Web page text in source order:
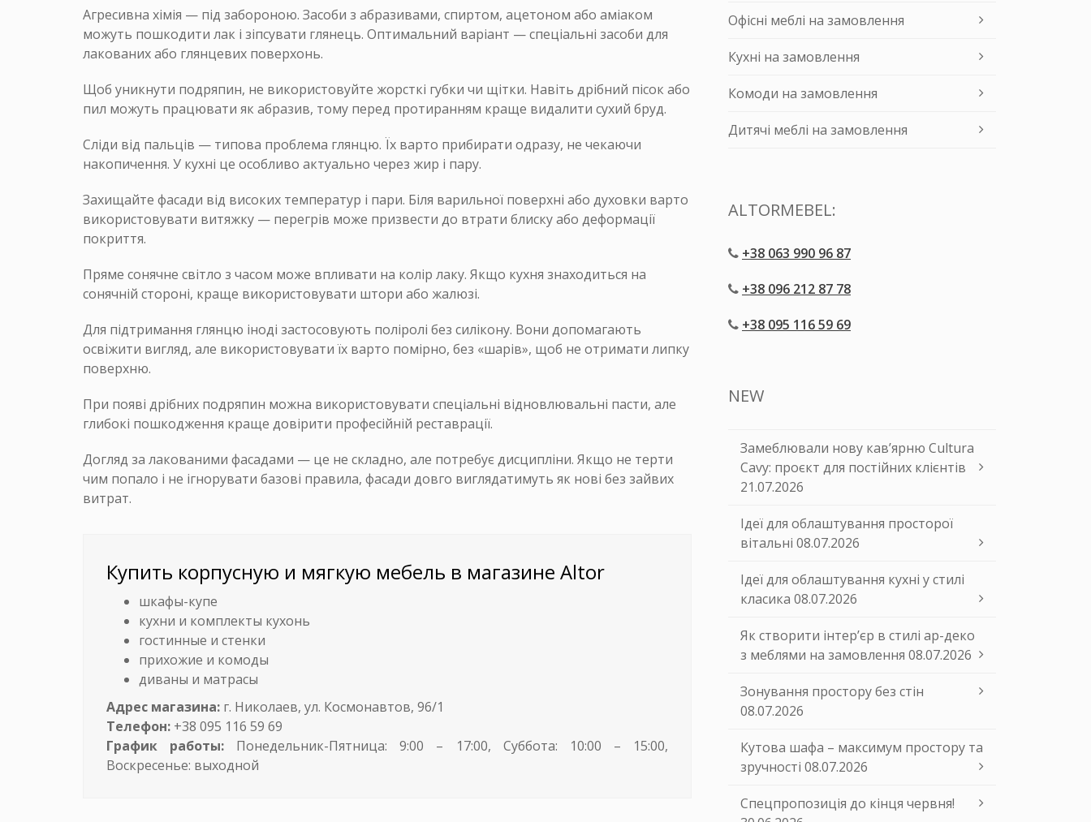
Агресивна хімія — під забороною. Засоби з абразивами, спиртом, ацетоном або аміаком
можуть пошкодити лак і зіпсувати глянець. Оптимальний варіант — спеціальні засоби для
лакованих або глянцевих поверхонь.
Щоб уникнути подряпин, не використовуйте жорсткі губки чи щітки. Навіть дрібний пісок або
пил можуть працювати як абразив, тому перед протиранням краще видалити сухий бруд.
Сліди від пальців — типова проблема глянцю. Їх варто прибирати одразу, не чекаючи
накопичення. У кухні це особливо актуально через жир і пару.
Захищайте фасади від високих температур і пари. Біля варильної поверхні або духовки варто
використовувати витяжку — перегрів може призвести до втрати блиску або деформації
покриття.
Пряме сонячне світло з часом може впливати на колір лаку. Якщо кухня знаходиться на
сонячній стороні, краще використовувати штори або жалюзі.
Для підтримання глянцю іноді застосовують поліролі без силікону. Вони допомагають
освіжити вигляд, але використовувати їх варто помірно, без «шарів», щоб не отримати липку
поверхню.
При появі дрібних подряпин можна використовувати спеціальні відновлювальні пасти, але
глибокі пошкодження краще довірити професійній реставрації.
Догляд за лакованими фасадами — це не складно, але потребує дисципліни. Якщо не терти
чим попало і не ігнорувати базові правила, фасади довго виглядатимуть як нові без зайвих
витрат.
Купить корпусную и мягкую мебель в магазине Altor
шкафы-купе
кухни и комплекты кухонь
гостинные и стенки
прихожие и комоды
диваны и матрасы
Адрес магазина: г. Николаев, ул. Космонавтов, 96/1
Телефон: +38 095 116 59 69
График работы: Понедельник-Пятница: 9:00 – 17:00, Суббота: 10:00 – 15:00,
Воскресенье: выходной
Офісні меблі на замовлення
Кухні на замовлення
Комоди на замовлення
Дитячі меблі на замовлення
ALTORMEBEL:
+38 063 990 96 87
+38 096 212 87 78
+38 095 116 59 69
NEW
Замеблювали нову кав’ярню Cultura
Cavy: проєкт для постійних клієнтів
21.07.2026
Ідеї для облаштування просторої
вітальні 08.07.2026
Ідеї для облаштування кухні у стилі
класика 08.07.2026
Як створити інтер’єр в стилі ар-деко
з меблями на замовлення 08.07.2026
Зонування простору без стін
08.07.2026
Кутова шафа – максимум простору та
зручності 08.07.2026
Спецпропозиція до кінця червня!